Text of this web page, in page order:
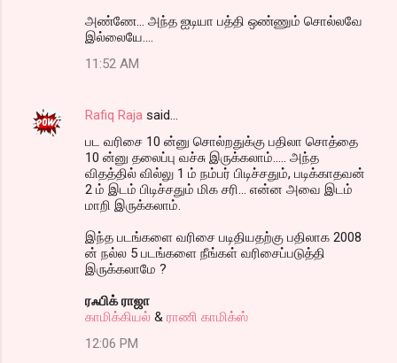
அண்ணே... அந்த ஐடியா பத்தி ஒண்ணும் சொல்லவே
இல்லையே....
11:52 AM
Rafiq Raja said…
பட வரிசை 10 ன்னு சொல்றதுக்கு பதிலா சொத்தை
10 ன்னு தலைப்பு வச்சு இருக்கலாம்..... அந்த
விதத்தில் வில்லு 1 ம் நம்பர் பிடிச்சதும், படிக்காதவன்
2 ம் இடம் பிடிச்சதும் மிக சரி... என்ன அவை இடம்
மாறி இருக்கலாம்.
இந்த படங்களை வரிசை படிதியதற்கு பதிலாக 2008
ன் நல்ல 5 படங்களை நீங்கள் வரிசைப்படுத்தி
இருக்கலாமே ?
ரஃபிக் ராஜா
காமிக்கியல் & ராணி காமிக்ஸ்
12:06 PM